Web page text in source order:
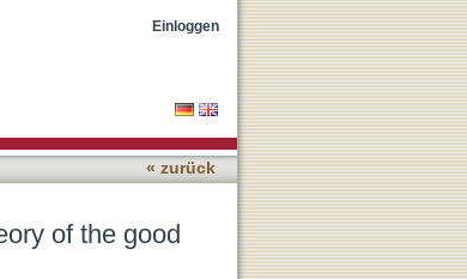
Einloggen
« zurück
of the good